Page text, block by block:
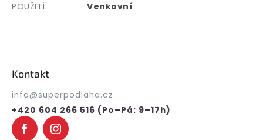
POUŽITÍ: Venkovní
Kontakt
info@superpodlaha.cz
+420 604 266 516 (Po–Pá: 9–17h)